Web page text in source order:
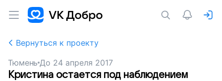
Вернуться к проекту
Тюмень До 24 апреля 2017
Кристина остается под наблюдением